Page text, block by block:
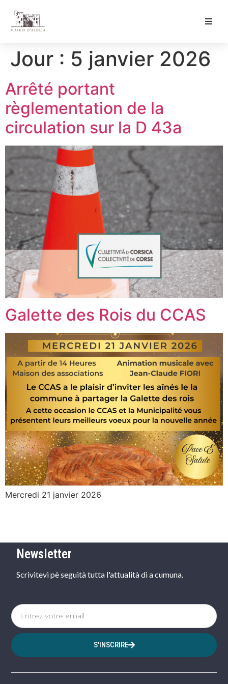
Jour : 5 janvier 2026
Arrêté portant
règlementation de la
circulation sur la D 43a
Galette des Rois du CCAS
Mercredi 21 janvier 2026
Newsletter
Scrivitevi pè seguità tutta l'attualità di a cumuna.
S'INSCRIRE